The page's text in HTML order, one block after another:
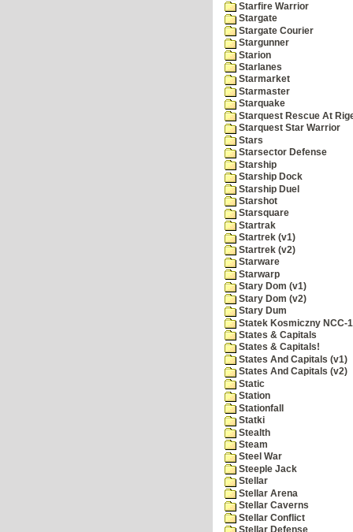
Starfire Warrior
Stargate
Stargate Courier
Stargunner
Starion
Starlanes
Starmarket
Starmaster
Starquake
Starquest Rescue At
Starquest Star Warrior
Stars
Starsector Defense
Starship
Starship Dock
Starship Duel
Starshot
Starsquare
Startrak
Startrek (v1)
Startrek (v2)
Starware
Starwarp
Stary Dom (v1)
Stary Dom (v2)
Stary Dum
Statek Kosmiczny NCC-
States & Capitals
States & Capitals!
States And Capitals (v1)
States And Capitals (v2)
Static
Station
Stationfall
Statki
Stealth
Steam
Steel War
Steeple Jack
Stellar
Stellar Arena
Stellar Caverns
Stellar Conflict
Stellar Defense